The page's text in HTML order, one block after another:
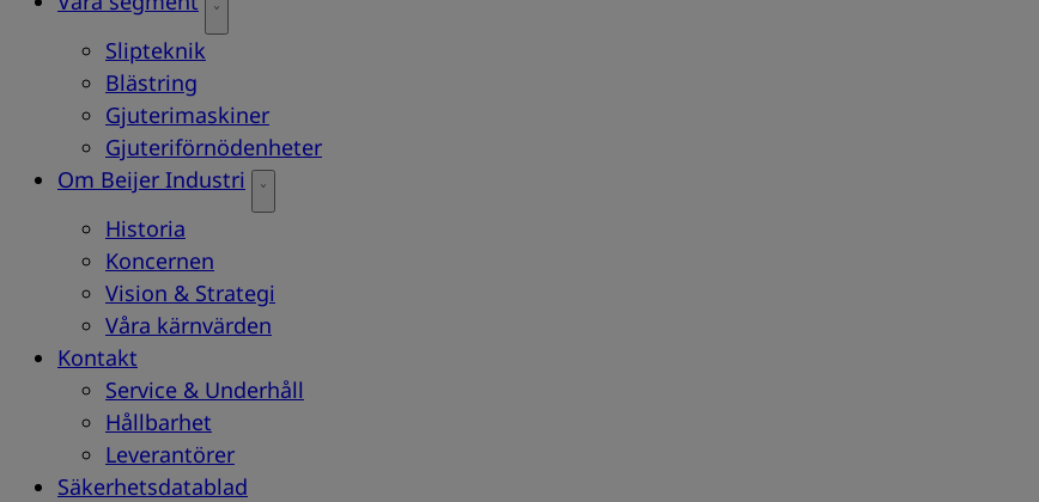
Slipteknik
Blästring
Gjuterimaskiner
Gjuteriförnödenheter
Om Beijer Industri
Historia
Koncernen
Vision & Strategi
Våra kärnvärden
Kontakt
Service & Underhåll
Hållbarhet
Leverantörer
Säkerhetsdatablad